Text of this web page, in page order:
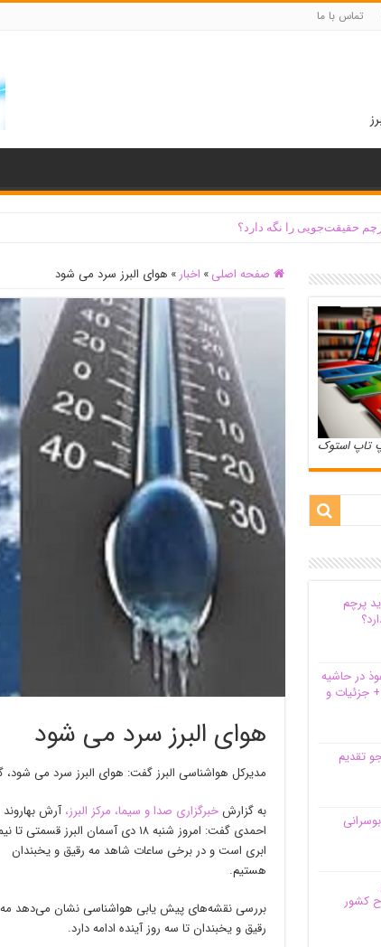
تماس با ما
حقیقت‌جویی را نگه دارد؟
صفحه اصلی » اخبار » هوای البرز سرد می شود
هوای البرز سرد می شود
مدیرکل هواشناسی البرز گفت: هوای البرز سرد می
به گزارشخبرگزاری صدا و سیما، مرکز البرز،آرش بهاروند
احمدی گفت: امروز شنبه ۱۸ دی آسمان البرز قسمتی تا
ابری است و در برخی ساعات شاهد مه رقیق و یخبندان
هستیم.
بررسی نقشه‌های پیش یابی هواشناسی نشان می‌دهد مه
رقیق و یخبندان تا سه روز آینده ادامه دارد.
تاپ استوک
پرچم
در حاشیه‌
جزئیات و
شهید دانشجو تقدیم
کشور